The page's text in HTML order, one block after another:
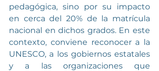
pedagógica, sino por su impacto
en cerca del 20% de la matrícula
nacional en dichos grados. En este
contexto, conviene reconocer a la
UNESCO, a los gobiernos estatales
y a las organizaciones que